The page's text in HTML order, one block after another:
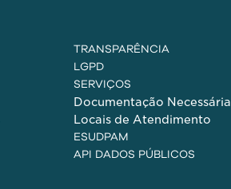
TRANSPARÊNCIA
LGPD
SERVIÇOS
Documentação Necessária
Locais de Atendimento
ESUDPAM
API DADOS PÚBLICOS